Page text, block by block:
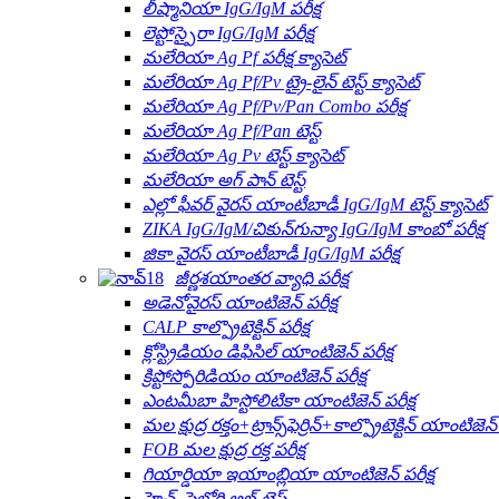
లీష్మానియా IgG/IgM పరీక్ష
లెప్టోస్పైరా IgG/IgM పరీక్ష
మలేరియా Ag Pf పరీక్ష క్యాసెట్
మలేరియా Ag Pf/Pv ట్రై-లైన్ టెస్ట్ క్యాసెట్
మలేరియా Ag Pf/Pv/Pan Combo పరీక్ష
మలేరియా Ag Pf/Pan టెస్ట్
మలేరియా Ag Pv టెస్ట్ క్యాసెట్
మలేరియా అగ్ పాన్ టెస్ట్
ఎల్లో ఫీవర్ వైరస్ యాంటీబాడీ IgG/IgM టెస్ట్ క్యాసెట్
ZIKA IgG/IgM/చికున్‌గున్యా IgG/IgM కాంబో పరీక్ష
జికా వైరస్ యాంటీబాడీ IgG/IgM పరీక్ష
జీర్ణశయాంతర వ్యాధి పరీక్ష
అడెనోవైరస్ యాంటిజెన్ పరీక్ష
CALP కాల్ప్రొటెక్టిన్ పరీక్ష
క్లోస్ట్రిడియం డిఫిసిల్ యాంటిజెన్ పరీక్ష
క్రిప్టోస్పోరిడియం యాంటిజెన్ పరీక్ష
ఎంటమీబా హిస్టోలిటికా యాంటిజెన్ పరీక్ష
మల క్షుద్ర రక్తం+ట్రాన్స్‌ఫెర్రిన్+కాల్ప్రొటెక్టిన్
FOB మల క్షుద్ర రక్త పరీక్ష
గియార్డియా ఇయాంబ్లియా యాంటిజెన్ పరీక్ష